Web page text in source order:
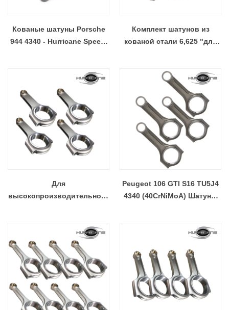
Кованые шатуны Porsche
944 4340 - Hurricane Speed ​​
Комплект шатунов из
кованой стали 6,625 "для
Для
высокопроизводительного
133.5MM Шатуны и шатуны
Peugeot 106 GTI S16 TU5J4
4340 (40CrNiMoA) Шатуны